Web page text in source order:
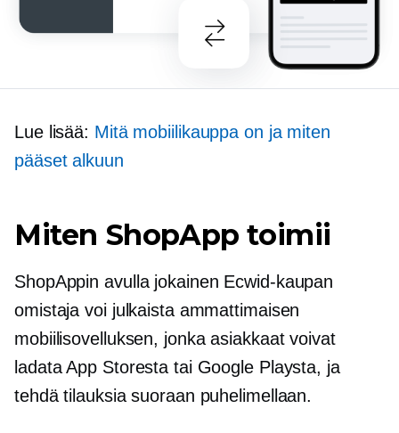
Lue lisää: Mitä mobiilikauppa on ja miten
pääset alkuun
Miten ShopApp toimii
ShopAppin avulla jokainen Ecwid-kaupan
omistaja voi julkaista ammattimaisen
mobiilisovelluksen, jonka asiakkaat voivat
ladata App Storesta tai Google Playsta, ja
tehdä tilauksia suoraan puhelimellaan.